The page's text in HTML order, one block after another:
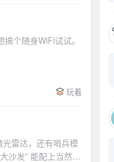
个随身WiFi试试。
玩着
雷达，还有哨兵模
沙发” 能配上当然最